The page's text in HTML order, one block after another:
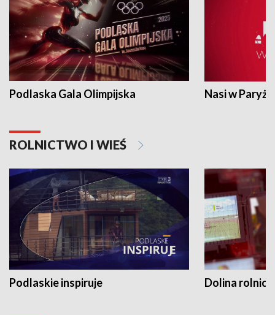
Podlaska Gala Olimpijska Nasi w Paryżu
ROLNICTWO I WIEŚ
Podlaskie inspiruje Dolina